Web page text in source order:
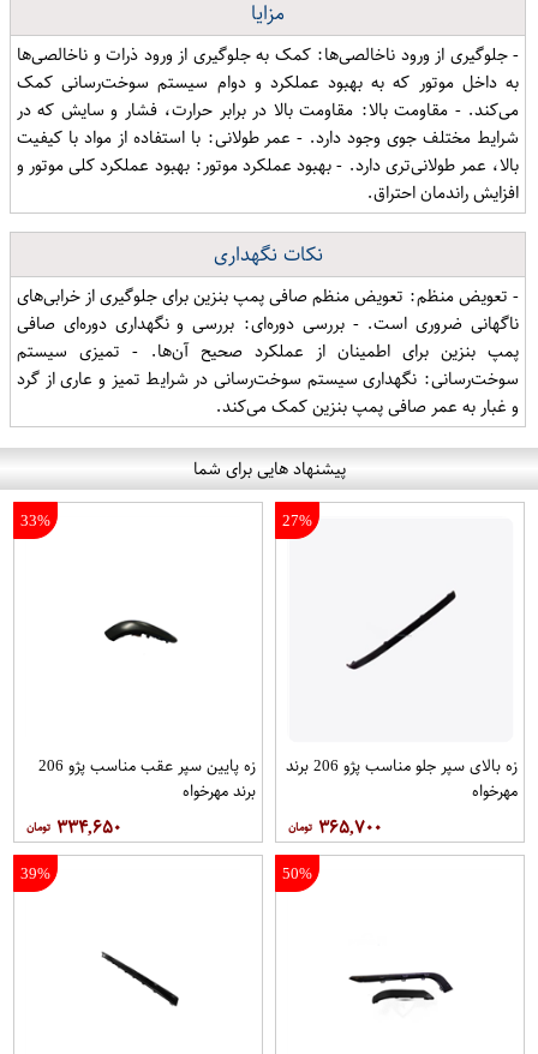
مزایا
- جلوگیری از ورود ناخالصی‌ها: کمک به جلوگیری از ورود ذرات و ناخالصی‌ها
به داخل موتور که به بهبود عملکرد و دوام سیستم سوخت‌رسانی کمک
می‌کند. - مقاومت بالا: مقاومت بالا در برابر حرارت، فشار و سایش که در
شرایط مختلف جوی وجود دارد. - عمر طولانی: با استفاده از مواد با کیفیت
بالا، عمر طولانی‌تری دارد. - بهبود عملکرد موتور: بهبود عملکرد کلی موتور و
افزایش راندمان احتراق.
نکات نگهداری
- تعویض منظم: تعویض منظم صافی پمپ بنزین برای جلوگیری از خرابی‌های
ناگهانی ضروری است. - بررسی دوره‌ای: بررسی و نگهداری دوره‌ای صافی
پمپ بنزین برای اطمینان از عملکرد صحیح آن‌ها. - تمیزی سیستم
سوخت‌رسانی: نگهداری سیستم سوخت‌رسانی در شرایط تمیز و عاری از گرد
و غبار به عمر صافی پمپ بنزین کمک می‌کند.
پیشنهاد هایی برای شما
27%
زه بالای سپر جلو مناسب پژو 206 برند
مهرخواه
۳۶۵,۷۰۰
33%
زه پایین سپر عقب مناسب پژو 206
برند مهرخواه
۳۳۴,۶۵۰
50%
39%